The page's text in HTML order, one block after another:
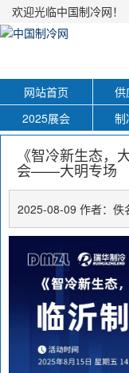
欢迎光临中国制冷网！
网站首页
供
2025展会
制
《智冷新生态，
会——大明专场
2025-08-09 作者：佚